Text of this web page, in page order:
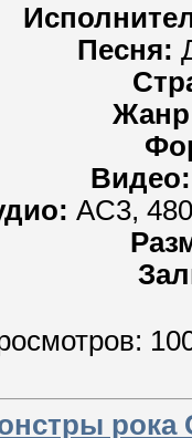
Песня:
Видео:
AC3,
рока